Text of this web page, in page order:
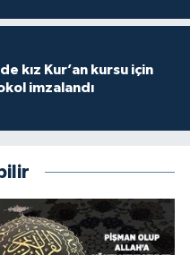
kız Kur’an kursu için
imzalandı